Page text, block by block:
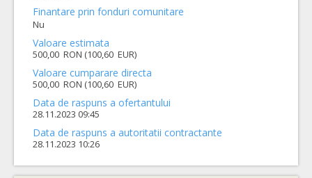
Finantare prin fonduri comunitare
Nu
Valoare estimata
500,00 RON (100,60 EUR)
Valoare cumparare directa
500,00 RON (100,60 EUR)
Data de raspuns a ofertantului
28.11.2023 09:45
Data de raspuns a autoritatii contractante
28.11.2023 10:26